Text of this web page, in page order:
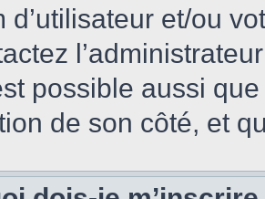
d’utilisateur et/ou
possible aussi
de son côté, et